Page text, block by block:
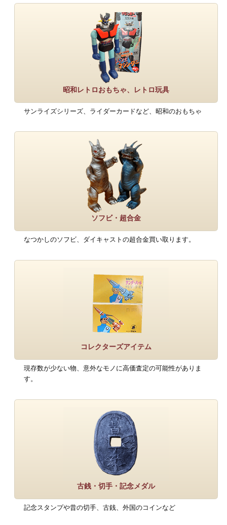
昭和レトロおもちゃ、レトロ玩具
サンライズシリーズ、ライダーカードなど、昭和のおもちゃ
ソフビ・超合金
なつかしのソフビ、ダイキャストの超合金買い取ります。
コレクターズアイテム
現存数が少ない物、意外なモノに高価査定の可能性がありま
す。
古銭・切手・記念メダル
記念スタンプや昔の切手、古銭、外国のコインなど